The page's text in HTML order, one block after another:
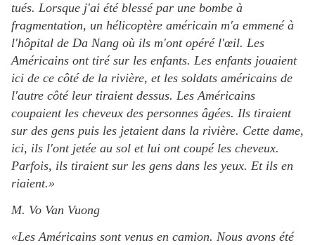
tués. Lorsque j'ai été blessé par une bombe à
fragmentation, un hélicoptère américain m'a emmené à
l'hôpital de Da Nang où ils m'ont opéré l'œil. Les
Américains ont tiré sur les enfants. Les enfants jouaient
ici de ce côté de la rivière, et les soldats américains de
l'autre côté leur tiraient dessus. Les Américains
coupaient les cheveux des personnes âgées. Ils tiraient
sur des gens puis les jetaient dans la rivière. Cette dame,
ici, ils l'ont jetée au sol et lui ont coupé les cheveux.
Parfois, ils tiraient sur les gens dans les yeux. Et ils en
riaient.»
M. Vo Van Vuong
«Les Américains sont venus en camion. Nous avons été